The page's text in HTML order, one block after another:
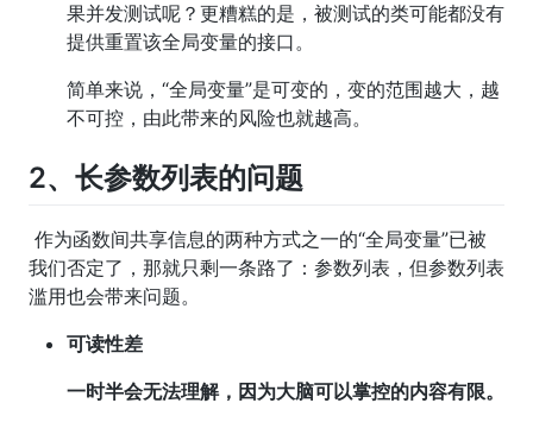
果并发测试呢？更糟糕的是，被测试的类可能都没有
提供重置该全局变量的接口。
简单来说，“全局变量”是可变的，变的范围越大，越
不可控，由此带来的风险也就越高。
2、长参数列表的问题
​ 作为函数间共享信息的两种方式之一的“全局变量”已被
我们否定了，那就只剩一条路了：参数列表，但参数列表
滥用也会带来问题。
可读性差
一时半会无法理解，因为大脑可以掌控的内容有限。